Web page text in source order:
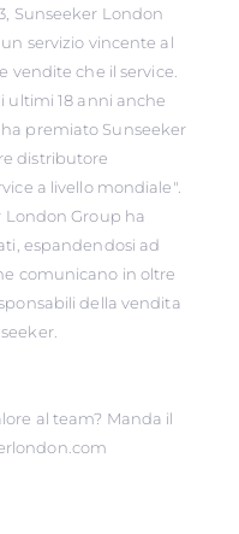
Sunseeker London
servizio vincente al
vendite che il service.
ultimi 18 anni anche
premiato Sunseeker
distributore
a livello mondiale".
Group ha
espandendosi ad
comunicano in oltre
della vendita
al team? Manda il